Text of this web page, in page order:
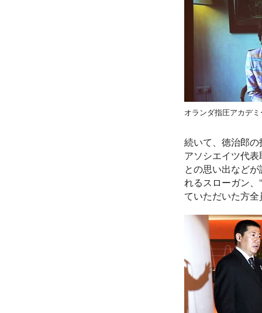
オランダ指圧アカデ
続いて、徳治郎
アソシエイツ代
との思い出など
れるスローガン
ていただいた方